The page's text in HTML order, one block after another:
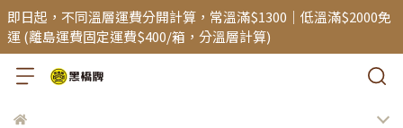
即日起，不同溫層運費分開計算，常溫滿$1300｜低溫滿$2000免
運 (離島運費固定運費$400/箱，分溫層計算)